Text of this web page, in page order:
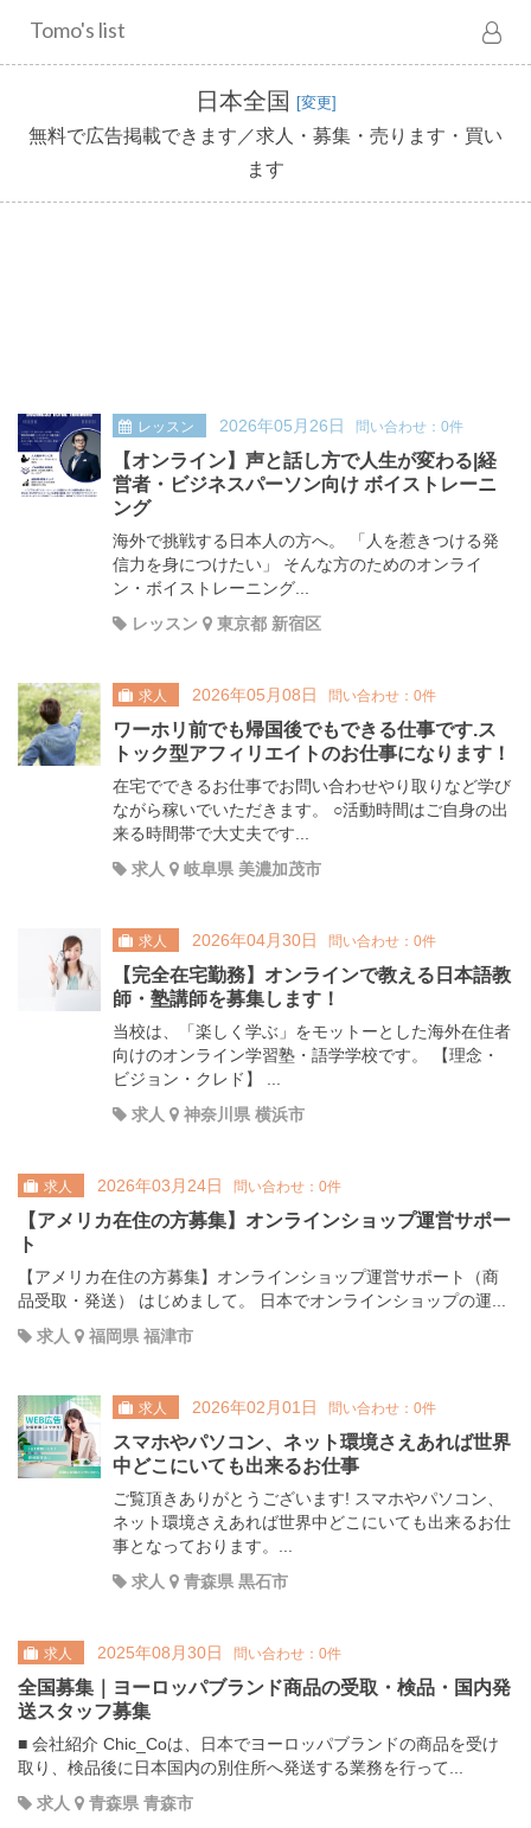
Tomo's list
日本全国 [変更]
無料で広告掲載できます／求人・募集・売ります・買い
ます
レッスン 2026年05月26日 問い合わせ：0件
【オンライン】声と話し方で人生が変わる|経
営者・ビジネスパーソン向け ボイストレーニ
ング
海外で挑戦する日本人の方へ。 「人を惹きつける発
信力を身につけたい」 そんな方のためのオンライ
ン・ボイストレーニング...
レッスン
東京都 新宿区
求人 2026年05月08日 問い合わせ：0件
ワーホリ前でも帰国後でもできる仕事です.ス
トック型アフィリエイトのお仕事になります！
在宅でできるお仕事でお問い合わせやり取りなど学び
ながら稼いでいただきます。 ○活動時間はご自身の出
来る時間帯で大丈夫です...
求人
岐阜県 美濃加茂市
求人 2026年04月30日 問い合わせ：0件
【完全在宅勤務】オンラインで教える日本語教
師・塾講師を募集します！
当校は、「楽しく学ぶ」をモットーとした海外在住者
向けのオンライン学習塾・語学学校です。 【理念・
ビジョン・クレド】 ...
求人
神奈川県 横浜市
求人 2026年03月24日 問い合わせ：0件
【アメリカ在住の方募集】オンラインショップ運営サポー
ト
【アメリカ在住の方募集】オンラインショップ運営サポート（商
品受取・発送） はじめまして。 日本でオンラインショップの運...
求人
福岡県 福津市
求人 2026年02月01日 問い合わせ：0件
スマホやパソコン、ネット環境さえあれば世界
中どこにいても出来るお仕事
ご覧頂きありがとうございます! スマホやパソコン、
ネット環境さえあれば世界中どこにいても出来るお仕
事となっております。...
求人
青森県 黒石市
求人 2025年08月30日 問い合わせ：0件
全国募集｜ヨーロッパブランド商品の受取・検品・国内発
送スタッフ募集
■ 会社紹介 Chic_Coは、日本でヨーロッパブランドの商品を受け
取り、検品後に日本国内の別住所へ発送する業務を行って...
求人
青森県 青森市